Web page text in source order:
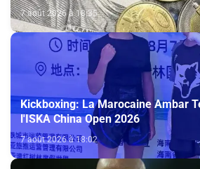
7 août 2026 à 18:35
Kickboxing: La Marocaine Ambar
l'ISKA China Open 2026
7 août 2026 à 18:02